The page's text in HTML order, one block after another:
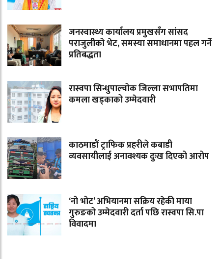
जनस्वास्थ्य कार्यालय प्रमुखसँग सांसद
पराजुलीको भेट, समस्या समाधानमा पहल गर्ने
प्रतिबद्धता
रास्वपा सिन्धुपाल्चोक जिल्ला सभापतिमा
कमला खड्काको उम्मेदवारी
काठमाडौं ट्राफिक प्रहरीले कबाडी
व्यवसायीलाई अनावश्यक दुःख दिएको आरोप
‘नो भोट’ अभियानमा सक्रिय रहेकी माया
गुरुङको उम्मेदवारी दर्ता पछि रास्वपा सि.पा
विवादमा